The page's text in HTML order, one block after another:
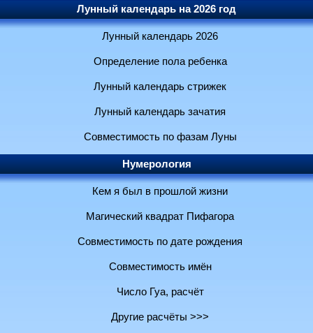
Лунный календарь на 2026 год
Лунный календарь 2026
Определение пола ребенка
Лунный календарь стрижек
Лунный календарь зачатия
Совместимость по фазам Луны
Нумерология
Кем я был в прошлой жизни
Магический квадрат Пифагора
Совместимость по дате рождения
Совместимость имён
Число Гуа, расчёт
Другие расчёты >>>